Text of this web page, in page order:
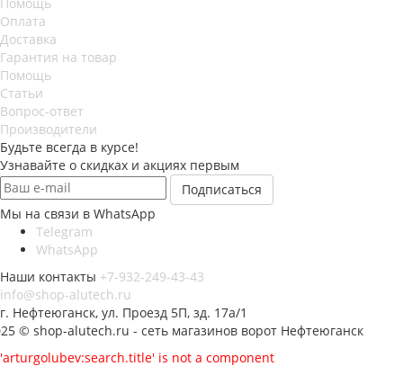
Оплата
Доставка
Гарантия на товар
Помощь
Статьи
Вопрос-ответ
Производители
Будьте всегда в курсе!
Узнавайте о скидках и акциях первым
Мы на связи в WhatsApp
Telegram
WhatsApp
Наши контакты +7-932-249-43-43
info@shop-alutech.ru
г. Нефтеюганск, ул. Проезд 5П, зд. 17а/1
© shop-alutech.ru - сеть магазинов ворот Нефтеюганск
'arturgolubev:search.title' is not a component